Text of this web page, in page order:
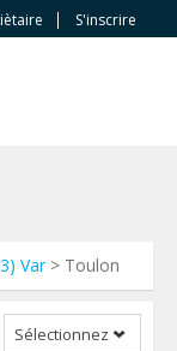
S'inscrire
Var> Toulon
Sélectionnez